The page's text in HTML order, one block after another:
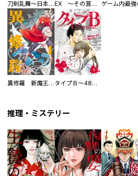
刀剣乱舞～日本号つれづれ酒～ EX ～その賞金稼ぎは、世界の出口を探す～【単行本版】
異修羅 新魔王戦争 タイプＢ～48時間後、致死率100％～【単話】
推理・ミステリー